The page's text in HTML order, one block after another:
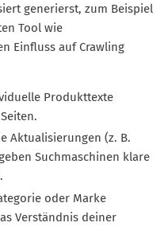
generierst, zum Beispiel
Tool wie
Einfluss auf Crawling
Produkttexte
Aktualisierungen (z. B.
Suchmaschinen klare
oder Marke
Verständnis deiner